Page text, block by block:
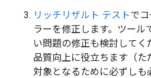
リッチリザルト テストで
ラーを修正します。ツール
い問題の修正も検討して
品質向上に役立ちます（
対象となるために必ずしも